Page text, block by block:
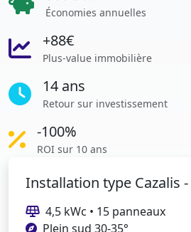
Économies annuelles
+88€
Plus-value immobilière
14 ans
Retour sur investissement
-100%
ROI sur 10 ans
Installation type Cazalis -
4,5 kWc • 15 panneaux
Plein sud 30-35°